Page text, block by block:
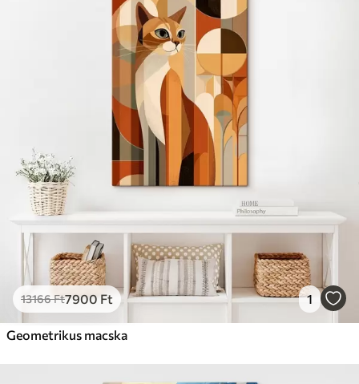
13166Ft7900 Ft 1
Geometrikus macska